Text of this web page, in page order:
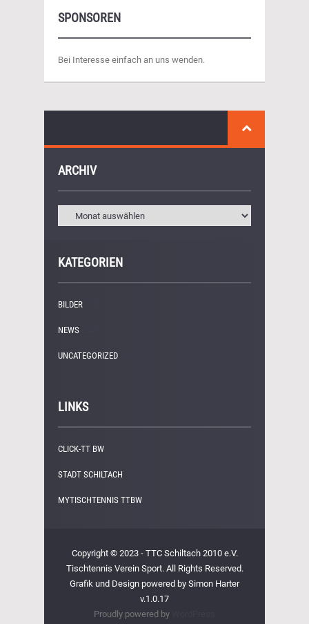
SPONSOREN
Bei Interesse einfach an uns wenden.
ARCHIV
KATEGORIEN
BILDER
NEWS
UNCATEGORIZED
LINKS
CLICK-TT BW
STADT SCHILTACH
MYTISCHTENNIS TTBW
Copyright © 2023 - TTC Schiltach 2010 e.V.
Tischtennis Verein Sport. All Rights Reserved.
Grafik und Design powered by Simon Harter
v.1.0.17
Proudly powered by